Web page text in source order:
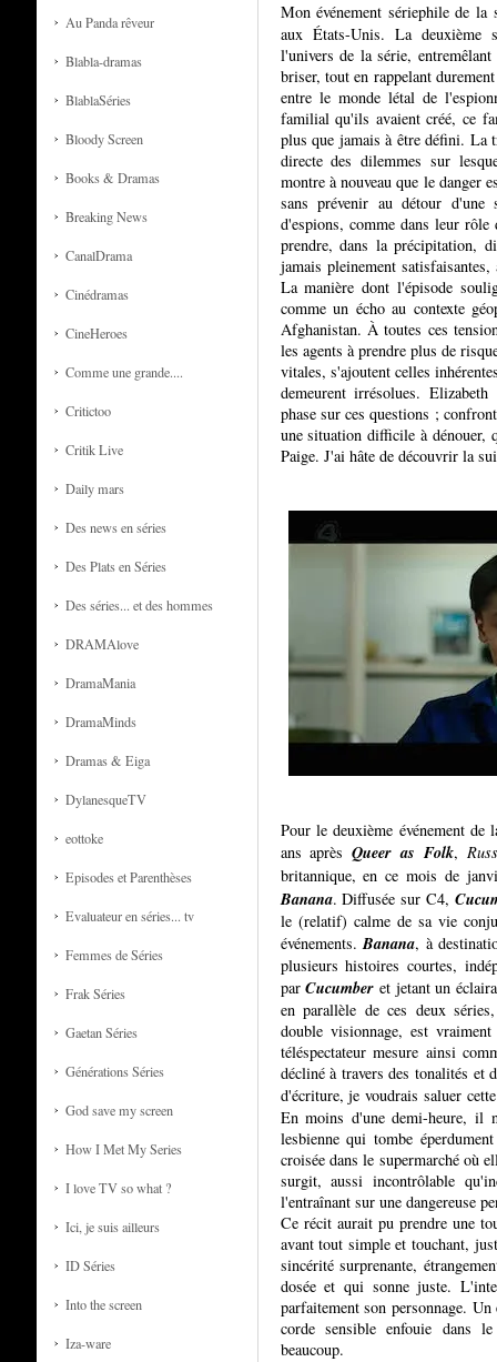
Au Panda rêveur
Blabla-dramas
BlablaSéries
Bloody Screen
Books & Dramas
Breaking News
CanalDrama
Cinédramas
CineHeroes
Comme une grande....
Critictoo
Critik Live
Daily mars
Des news en séries
Des Plats en Séries
Des séries... et des hommes
DRAMAlove
DramaMania
DramaMinds
Dramas & Eiga
DylanesqueTV
eottoke
Episodes et Parenthèses
Evaluateur en séries... tv
Femmes de Séries
Frak Séries
Gaetan Séries
Générations Séries
God save my screen
How I Met My Series
I love TV so what ?
Ici, je suis ailleurs
ID Séries
Into the screen
Iza-ware
Mon événement sériephile de la
aux États-Unis. La deuxième
l'univers de la série,
briser, tout en rappelant
entre le monde létal de
familial qu'ils avaient créé, ce
plus que jamais à être défini. La
directe des dilemmes sur
montre à nouveau que le danger
sans prévenir au détour
d'espions, comme dans leur
prendre, dans la précipitation,
jamais pleinement
La manière dont l'épisode
comme un écho au contexte
Afghanistan. À toutes ces
les agents à prendre plus de
vitales, s'ajoutent celles
demeurent irrésolues.
phase sur ces questions ;
une situation difficile à dénouer,
Paige. J'ai hâte de découvrir la
Pour le deuxième événement de
ans aprèsQueer as Folk,
britannique, en ce mois de
Banana. Diffusée sur C4,
le (relatif) calme de sa vie
événements.Banana, à
plusieurs histoires courtes,
parCucumber et jetant un
en parallèle de ces deux
double visionnage, est
téléspectateur mesure ainsi
décliné à travers des tonalités et
d'écriture, je voudrais saluer
En moins d'une demi-heure, il
lesbienne qui tombe
croisée dans le supermarché où
surgit, aussi incontrôlable
l'entraînant sur une dangereuse
Ce récit aurait pu prendre une
avant tout simple et touchant,
sincérité surprenante,
dosée et qui sonne juste.
parfaitement son personnage.
corde sensible enfouie dans
beaucoup.